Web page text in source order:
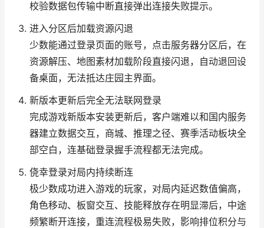
校验数据包传输中断直接弹出连接失败提示。
进入分区后加载资源闪退
少数能通过登录页面的账号，点击服务器分区后，在
资源解压、地图素材加载阶段直接闪退，自动退回设
备桌面，无法抵达庄园主界面。
新版本更新后完全无法联网登录
完成游戏新版本安装更新后，客户端难以和国内服务
器建立数据交互，商城、推理之径、赛季活动板块全
部空白，连基础登录握手流程都无法完成。
侥幸登录对局内持续断连
极少数成功进入游戏的玩家，对局内延迟数值偏高，
角色移动、板窗交互、技能释放存在明显滞后，中途
频繁断开连接，重连流程极易失败，影响排位积分与